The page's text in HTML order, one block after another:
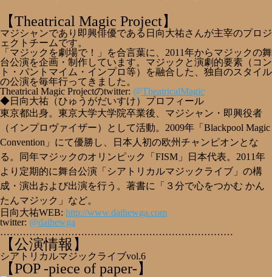
【Theatrical Magic Project】
マジシャンであり即興俳優である日向大祐さんが主宰のプロジ
ェクトチームです。
「マジックを劇場で！」を合言葉に、2011年からマジックの舞
台公演を企画・制作しています。マジックと演劇的要素（コン
ト・パントマイム・インプロ等）を融合した、独自のスタイル
の公演を毎年行ってきました。
Theatrical Magic Projectのtwitter: @TheatricalMagic
◆日向大祐（ひゅうがだいすけ）プロフィール
東京都出身。東京大学大学院卒業後、マジシャン・ 即興役者
（インプロヴァイザー）
として活動。2009年「Blackpool Magic
Convention」にて優勝し、日本人初の欧州チャンピオンとな
る。同年マジックのオリンピック「FISM」日本代表。2011年
より定期的に舞台公演「シアトリカルマジックライブ」の構
成・演出および出演を行う。著書に「３分で心をつかむ かん
たんマジック」など。
日向大祐WEB: http://www.daihewga.com
twitter: @daihewga
………………………………………………………………
【公演情報】
シアトリカルマジックライブvol.6
【POP -piece of paper-】